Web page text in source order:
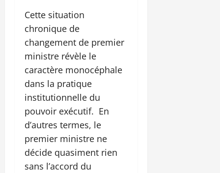
Cette situation
chronique de
changement de premier
ministre révèle le
caractère monocéphale
dans la pratique
institutionnelle du
pouvoir exécutif. En
d’autres termes, le
premier ministre ne
décide quasiment rien
sans l’accord du